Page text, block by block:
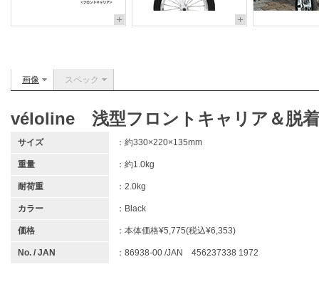
画像 スペック
véloline 浅型フロントキャリア＆脱
サイズ ：約330×220×135mm
重量 ：約1.0kg
耐荷重 ：2.0kg
カラー ：Black
価格 ：本体価格¥5,775(税込¥6,353)
No. / JAN ：86938-00 /JAN 456237338 1972